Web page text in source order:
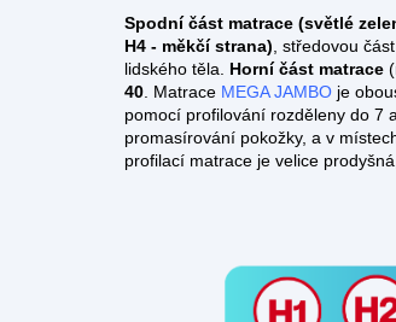
Spodní část matrace (světlé
H4 - měkčí strana) , středovou
lidského těla. Horní část matrace
40 . Matrace MEGA JAMBO je
pomocí profilování rozděleny do 7
promasírování pokožky, a v
profilací matrace je velice